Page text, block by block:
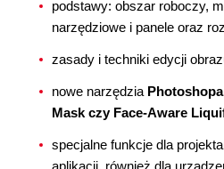
podstawy: obszar roboczy,
narzędziowe i panele oraz
zasady i techniki edycji
nowe narzędzia Photoshopa
Mask czy Face-Aware
specjalne funkcje dla
aplikacji, również dla